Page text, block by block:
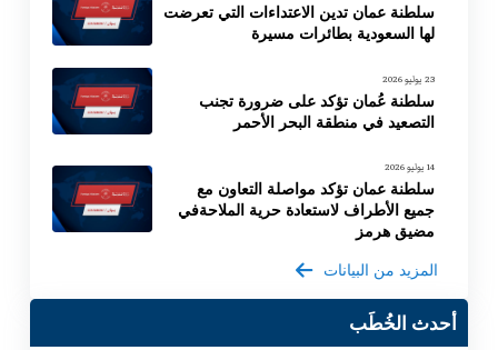
سلطنة عمان تدين الاعتداءات التي تعرضت
لها السعودية بطائرات مسيرة
23 يوليو 2026
سلطنة عُمان تؤكد على ضرورة تجنب
التصعيد في منطقة البحر الأحمر
14 يوليو 2026
سلطنة عمان تؤكد مواصلة التعاون مع
جميع الأطراف لاستعادة حرية الملاحةفي
مضيق هرمز
المزيد من البيانات
أحدث الخُطَب